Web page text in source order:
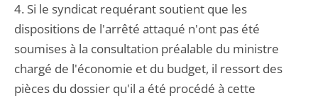
4. Si le syndicat requérant soutient que les
dispositions de l'arrêté attaqué n'ont pas été
soumises à la consultation préalable du ministre
chargé de l'économie et du budget, il ressort des
pièces du dossier qu'il a été procédé à cette